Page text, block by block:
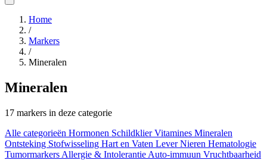
Home
/
Markers
/
Mineralen
Mineralen
17 markers in deze categorie
Alle categorieën Hormonen SchildklierVitamines Mineralen
Ontsteking Stofwisseling Hart en Vaten LeverNieren Hematologie
Tumormarkers Allergie & Intolerantie Auto-immuun Vruchtbaarheid